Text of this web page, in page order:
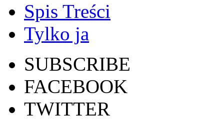
Spis Treści
Tylko ja
SUBSCRIBE
FACEBOOK
TWITTER